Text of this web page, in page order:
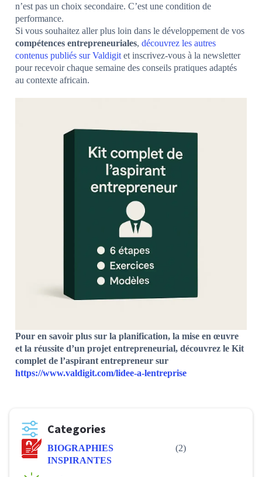
n’est pas un choix secondaire. C’est une condition de
performance.
Si vous souhaitez aller plus loin dans le développement de vos
compétences entrepreneuriales, découvrez les autres
contenus publiés sur Valdigit et inscrivez-vous à la newsletter
pour recevoir chaque semaine des conseils pratiques adaptés
au contexte africain.
Pour en savoir plus sur la planification, la mise en œuvre
et la réussite d’un projet entrepreneurial, découvrez le Kit
complet de l’aspirant entrepreneur sur
https://www.valdigit.com/lidee-a-lentreprise
Categories
BIOGRAPHIES
INSPIRANTES
(2)